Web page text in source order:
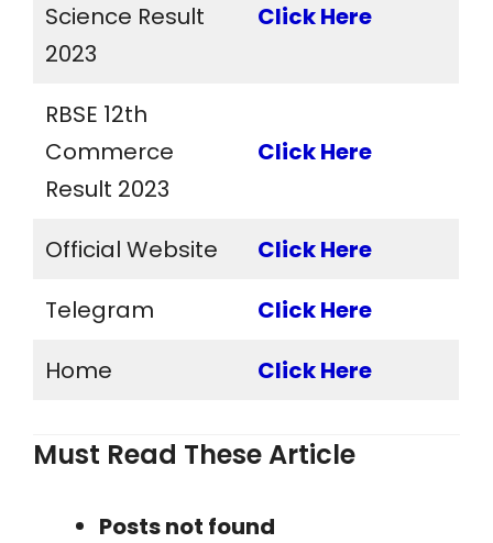
Science Result
2023
Click Here
RBSE 12th
Commerce
Result 2023
Click Here
Official Website
Click Here
Telegram
Click Here
Home
Click Here
Must Read These Article
Posts not found